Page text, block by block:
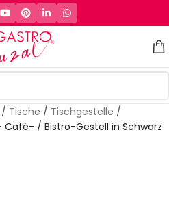
/ Tische / Tischgestelle /
Café- / Bistro-Gestell in Schwarz